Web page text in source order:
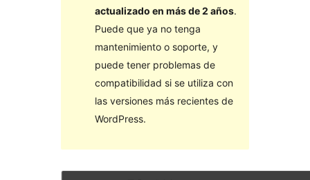
actualizado en más de 2 años.
Puede que ya no tenga
mantenimiento o soporte, y
puede tener problemas de
compatibilidad si se utiliza con
las versiones más recientes de
WordPress.